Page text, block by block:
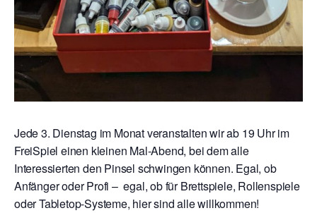
Jede 3. Dienstag im Monat veranstalten wir ab 19 Uhr im
FreiSpiel einen kleinen Mal-Abend, bei dem alle
Interessierten den Pinsel schwingen können. Egal, ob
Anfänger oder Profi – egal, ob für Brettspiele, Rollenspiele
oder Tabletop-Systeme, hier sind alle willkommen!